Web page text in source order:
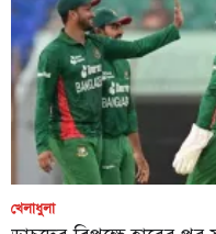
খেলাধুলা